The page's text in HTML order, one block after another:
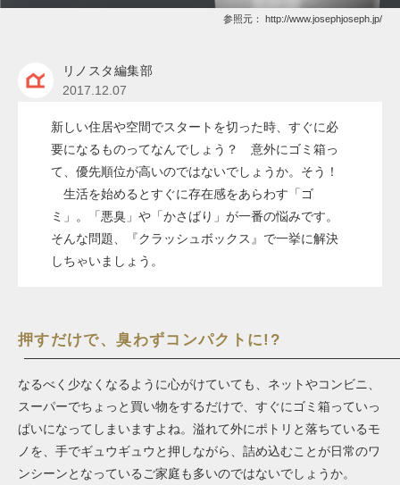
参照元： http://www.josephjoseph.jp/
リノスタ編集部
2017.12.07
新しい住居や空間でスタートを切った時、すぐに必
要になるものってなんでしょう？ 意外にゴミ箱っ
て、優先順位が高いのではないでしょうか。そう！
生活を始めるとすぐに存在感をあらわす「ゴ
ミ」。「悪臭」や「かさばり」が一番の悩みです。
そんな問題、『クラッシュボックス』で一挙に解決
しちゃいましょう。
押すだけで、臭わずコンパクトに!?
なるべく少なくなるように心がけていても、ネットやコンビニ、
スーパーでちょっと買い物をするだけで、すぐにゴミ箱っていっ
ぱいになってしまいますよね。溢れて外にポトリと落ちているモ
ノを、手でギュウギュウと押しながら、詰め込むことが日常のワ
ンシーンとなっているご家庭も多いのではないでしょうか。